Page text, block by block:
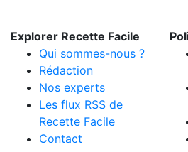
Explorer Recette Facile
Qui sommes-nous ?
Rédaction
Nos experts
Les flux RSS de
Recette Facile
Contact